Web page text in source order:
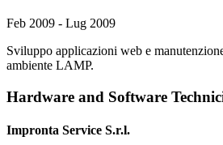
Feb 2009 - Lug 2009
Sviluppo applicazioni web e
ambiente LAMP.
Hardware and Software
Impronta Service S.r.l.